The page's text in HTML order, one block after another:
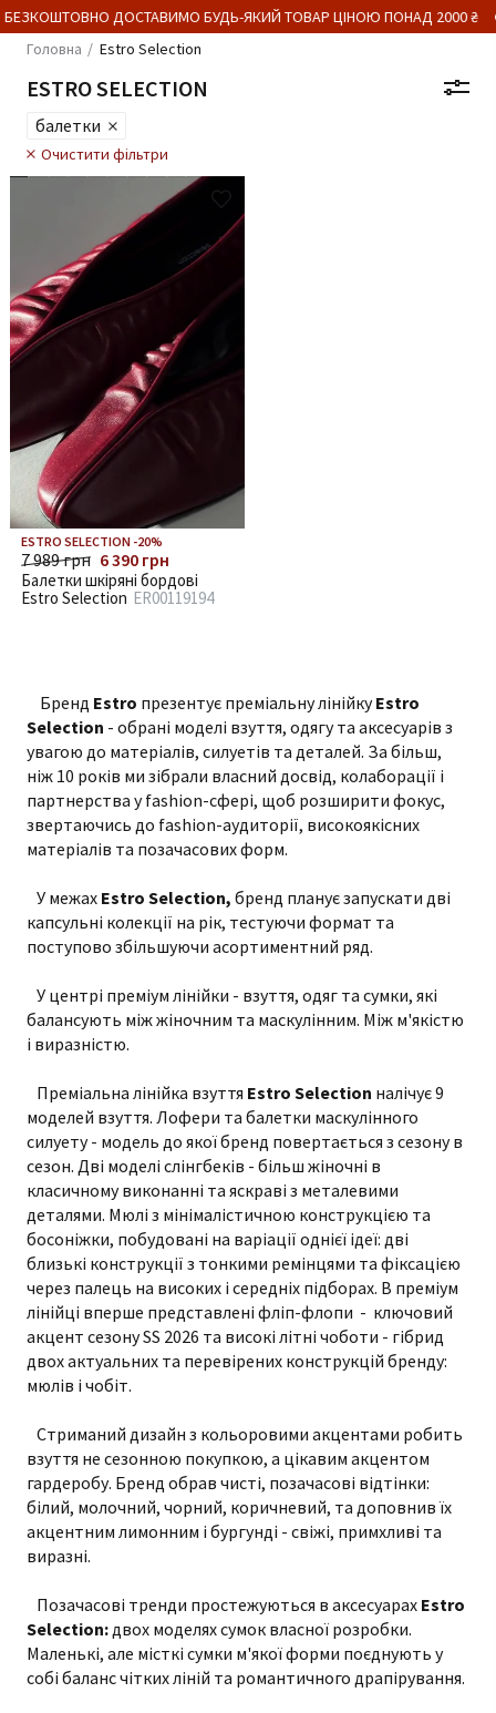
ДОСТАВИМО БУДЬ-ЯКИЙ ТОВАР ЦІНОЮ ПОНАД 2000 ₴
Головна
Estro Selection
ESTRO SELECTION
балетки
Очистити фільтри
ESTRO SELECTION -20%
7 989 грн 6 390 грн
Балетки шкіряні бордові
Estro Selection ER00119194
Бренд Estro презентує преміальну лінійкуEstro
Selection - обрані моделі взуття, одягу та аксесуарів з
увагою до матеріалів, силуетів та деталей. За більш,
ніж 10 років ми зібрали власний досвід, колаборації і
партнерства у fashion-сфері, щоб розширити фокус,
звертаючись до fashion-аудиторії, високоякісних
матеріалів та позачасових форм.
У межах Estro Selection, бренд планує запускати дві
капсульні колекції на рік, тестуючи формат та
поступово збільшуючи асортиментний ряд.
У центрі преміум лінійки - взуття, одяг та сумки, які
балансують між жіночним та маскулінним. Між м'якістю
і виразністю.
Преміальна лінійка взуття Estro Selection налічує 9
моделей взуття. Лофери та балетки маскулінного
силуету - модель до якої бренд повертається з сезону в
сезон. Дві моделі слінгбеків - більш жіночні в
класичному виконанні та яскраві з металевими
деталями. Мюлі з мінімалістичною конструкцією та
босоніжки, побудовані на варіації однієї ідеї: дві
близькі конструкції з тонкими ремінцями та фіксацією
через палець на високих і середніх підборах. В преміум
лінійці вперше представлені фліп-флопи - ключовий
акцент сезону SS 2026 та високі літні чоботи - гібрид
двох актуальних та перевірених конструкцій бренду:
мюлів і чобіт.
Стриманий дизайн з кольоровими акцентами робить
взуття не сезонною покупкою, а цікавим акцентом
гардеробу. Бренд обрав чисті, позачасові відтінки:
білий, молочний, чорний, коричневий, та доповнив їх
акцентним лимонним і бургунді - свіжі, примхливі та
виразні.
Позачасові тренди простежуються в аксесуарах Estro
Selection: двох моделях сумок власної розробки.
Маленькі, але місткі сумки м'якої форми поєднують у
собі баланс чітких ліній та романтичного драпірування.